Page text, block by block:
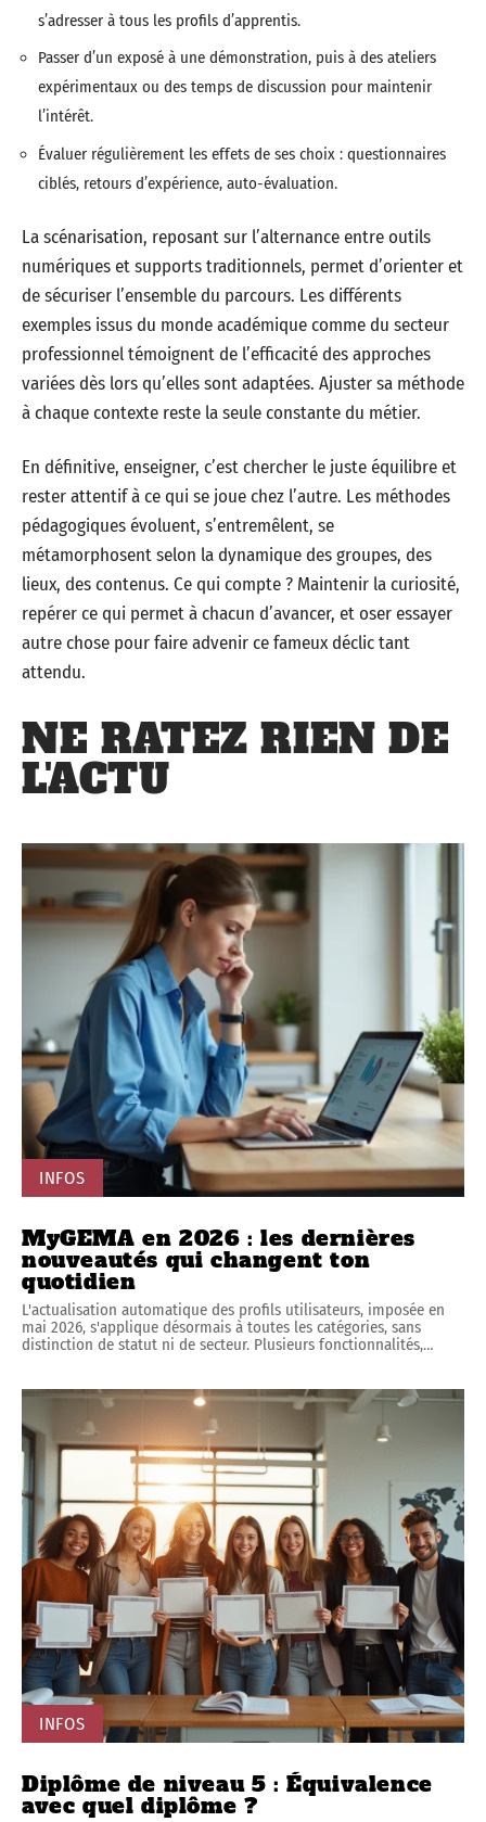
s’adresser à tous les profils d’apprentis.
Passer d’un exposé à une démonstration, puis à des ateliers
expérimentaux ou des temps de discussion pour maintenir
l’intérêt.
Évaluer régulièrement les effets de ses choix : questionnaires
ciblés, retours d’expérience, auto-évaluation.
La scénarisation, reposant sur l’alternance entre outils
numériques et supports traditionnels, permet d’orienter et
de sécuriser l’ensemble du parcours. Les différents
exemples issus du monde académique comme du secteur
professionnel témoignent de l’efficacité des approches
variées dès lors qu’elles sont adaptées. Ajuster sa méthode
à chaque contexte reste la seule constante du métier.
En définitive, enseigner, c’est chercher le juste équilibre et
rester attentif à ce qui se joue chez l’autre. Les méthodes
pédagogiques évoluent, s’entremêlent, se
métamorphosent selon la dynamique des groupes, des
lieux, des contenus. Ce qui compte ? Maintenir la curiosité,
repérer ce qui permet à chacun d’avancer, et oser essayer
autre chose pour faire advenir ce fameux déclic tant
attendu.
NE RATEZ RIEN DE
L'ACTU
INFOS
MyGEMA en 2026 : les dernières
nouveautés qui changent ton
quotidien
L'actualisation automatique des profils utilisateurs, imposée en
mai 2026, s'applique désormais à toutes les catégories, sans
distinction de statut ni de secteur. Plusieurs fonctionnalités,…
INFOS
Diplôme de niveau 5 : Équivalence
avec quel diplôme ?